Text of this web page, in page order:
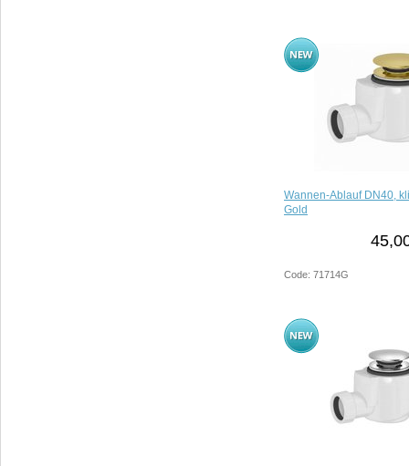
Wannen-Ablauf DN40,
Gold
Code: 71714G